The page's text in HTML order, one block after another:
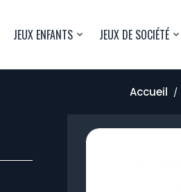
JEUX ENFANTS JEUX DE SOCIÉTÉ
Accueil